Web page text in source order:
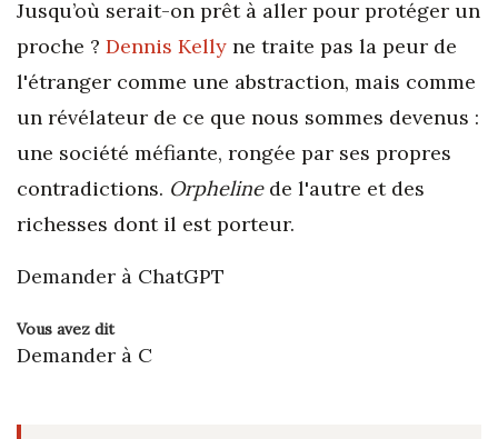
Jusqu’où serait-on prêt à aller pour protéger un
proche ? Dennis Kelly ne traite pas la peur de
l'étranger comme une abstraction, mais comme
un révélateur de ce que nous sommes devenus :
une société méfiante, rongée par ses propres
contradictions. Orphelinede l'autre et des
richesses dont il est porteur.
Demander à ChatGPT
Vous avez dit
Demander à C